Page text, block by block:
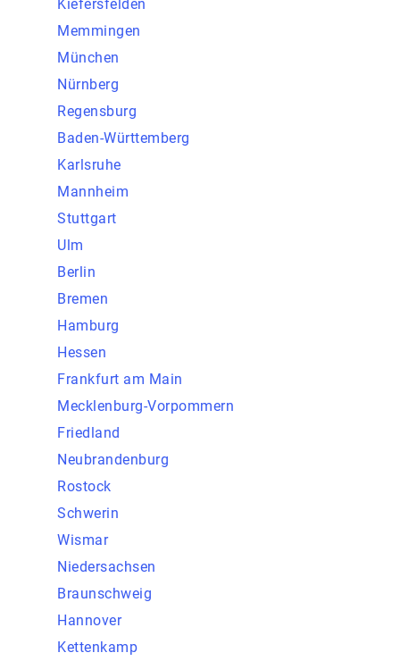
Kiefersfelden
Memmingen
München
Nürnberg
Regensburg
Baden-Württemberg
Karlsruhe
Mannheim
Stuttgart
Ulm
Berlin
Bremen
Hamburg
Hessen
Frankfurt am Main
Mecklenburg-Vorpommern
Friedland
Neubrandenburg
Rostock
Schwerin
Wismar
Niedersachsen
Braunschweig
Hannover
Kettenkamp